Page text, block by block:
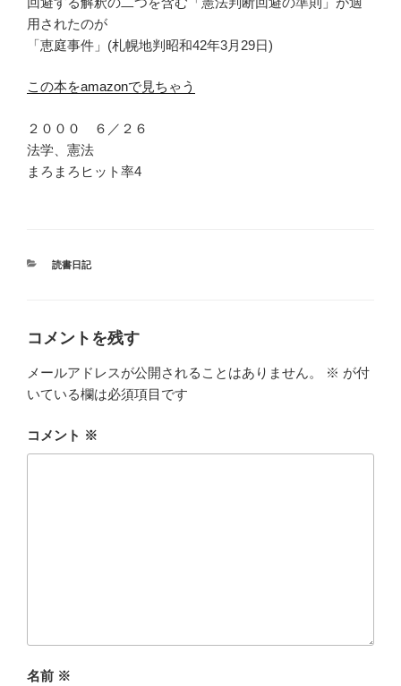
用されたのが
「恵庭事件」(札幌地判昭和42年3月29日)
この本をamazonで見ちゃう
２０００ ６／２６
法学、憲法
まろまろヒット率4
カ
読書日記
コメントを残す
メールアドレスが公開されることはありません。 ※ が付
いている欄は必須項目です
コメント ※
名前 ※